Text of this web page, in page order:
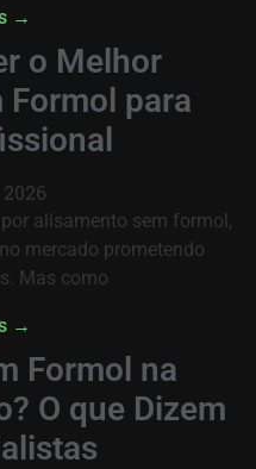
→
o Melhor
para
alisamento sem formol,
mercado prometendo
Mas como
→
Formol na
O que Dizem